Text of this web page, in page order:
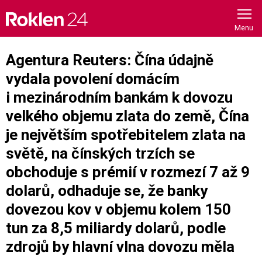
content
Agentura Reuters: Čína údajně
vydala povolení domácím
i mezinárodním bankám k dovozu
velkého objemu zlata do země, Čína
je největším spotřebitelem zlata na
světě, na čínských trzích se
obchoduje s prémií v rozmezí 7 až 9
dolarů, odhaduje se, že banky
dovezou kov v objemu kolem 150
tun za 8,5 miliardy dolarů, podle
zdrojů by hlavní vlna dovozu měla